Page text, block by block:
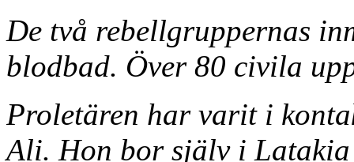
De två rebellgruppernas
blodbad. Över 80 civila
Proletären har varit i
Ali. Hon bor själv i